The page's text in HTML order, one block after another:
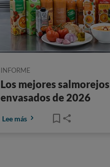
INFORME
Los mejores salmorejos
envasados de 2026
Lee más